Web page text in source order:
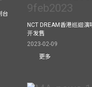
台
NCT DREAM香港巡迴
开发售
2023-02-09
更多